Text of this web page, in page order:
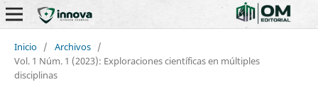
Inicio / Archivos /
Vol. 1 Núm. 1 (2023): Exploraciones científicas en múltiples
disciplinas